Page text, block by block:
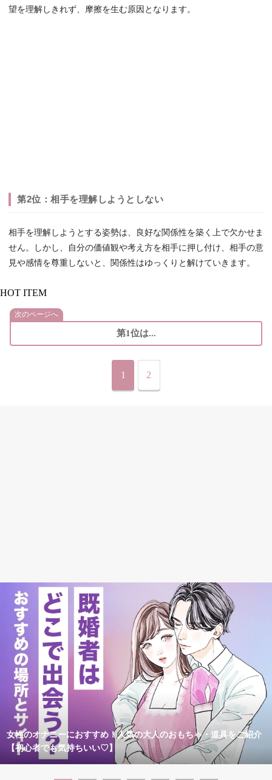
望を理解しきれず、摩擦を生む原因となります。
第2位：相手を理解しようとしない
相手を理解しようとする姿勢は、良好な関係性を築く上で欠かせま
せん。しかし、自分の価値観や考え方を相手に押し付け、相手の意
見や感情を尊重しないと、関係性はゆっくりと解けていきます。
HOT ITEM
次のページへ
第1位は...
1 2
女性のオナニーにおすすめ！人気の大人のおもちゃ・道具をご紹介
【初心者でも気持ちいい♡】